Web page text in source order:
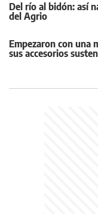
Del río al bidón: así
del Agrio
Empezaron con una
sus accesorios